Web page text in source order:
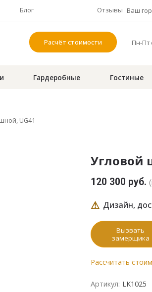
Ваш
Расчёт стоимости Пн-Пт
Блог Отзывы
Гардеробные Гостиные
UG41
Угловой
120 300 руб.
⚠ Дизайн,
Вызвать
замерщика
Рассчитать
Артикул: LK1025